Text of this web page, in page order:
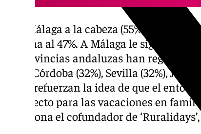
Con Málaga a la cabeza (55%),
cercana al 47%. A Málaga le siguen
de provincias andaluzas han
(37%), Córdoba (32%), Sevilla (32%), Jaén
datos refuerzan la idea de que el
predilecto para las vacaciones en
reflexiona el cofundador de ‘Ruralidays’,